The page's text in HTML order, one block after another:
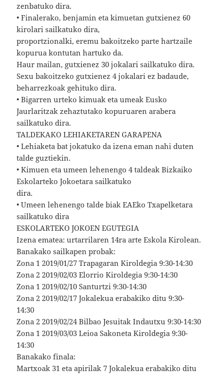
zenbatuko dira.
• Finalerako, benjamin eta kimuetan gutxienez 60
kirolari sailkatuko dira,
proportzionalki, eremu bakoitzeko parte hartzaile
kopurua kontutan hartuko da.
Haur mailan, gutxienez 30 jokalari sailkatuko dira.
Sexu bakoitzeko gutxienez 4 jokalari ez badaude,
beharrezkoak gehituko dira.
• Bigarren urteko kimuak eta umeak Eusko
Jaurlaritzak zehaztutako kopuruaren arabera
sailkatuko dira.
TALDEKAKO LEHIAKETAREN GARAPENA
• Lehiaketa bat jokatuko da izena eman nahi duten
talde guztiekin.
• Kimuen eta umeen lehenengo 4 taldeak Bizkaiko
Eskolarteko Jokoetara sailkatuko
dira.
• Umeen lehenengo talde biak EAEko Txapelketara
sailkatuko dira
ESKOLARTEKO JOKOEN EGUTEGIA
Izena ematea: urtarrilaren 14ra arte Eskola Kirolean.
Banakako sailkapen probak:
Zona 1 2019/01/27 Trapagaran Kiroldegia 9:30-14:30
Zona 2 2019/02/03 Elorrio Kiroldegia 9:30-14:30
Zona 1 2019/02/10 Santurtzi 9:30-14:30
Zona 2 2019/02/17 Jokalekua erabakiko ditu 9:30-
14:30
Zona 2 2019/02/24 Bilbao Jesuitak Indautxu 9:30-14:30
Zona 1 2019/03/03 Leioa Sakoneta Kiroldegia 9:30-
14:30
Banakako finala:
Martxoak 31 eta apirilak 7 Jokalekua erabakiko ditu